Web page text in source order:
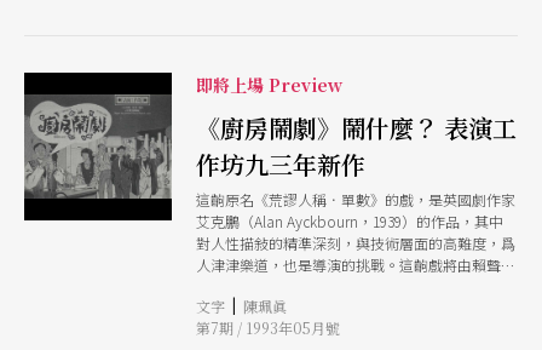
累積雨量不多，也還不至面臨「休耕」；音樂類節
目每月降雨量平均，但自九月開始即進入颱風季
節，繼阿姆斯特丹音樂會堂管弦樂團、聖馬丁室内
樂團之後，另一個暴風群就將在本月襲擊台灣。
小澤征爾在目前樂壇呼風喚雨，成爲最有希望角逐
鬥數十年，帶領著名的波士頓交響樂團，但也得通
過了維也納愛樂的嚴格考驗，其「大師」的地位才
有了背書，更加穩固。而維也納愛樂，一個所用的
譜都經作曲家親筆眉批的樂團，「傳統」是他們的
驕傲，不設常任指揮，所有客席的指揮如要博取樂
團的好感與合作得憑賴眞本事，因此彩排時，雙方
的「搏鬥」招數盡出，精彩絶倫。呂紹嘉目擊現場
即將上場 Preview
《廚房鬧劇》鬧什麼？ 表演工
作坊九三年新作
這齣原名《荒謬人稱．單數》的戲，是英國劇作家
艾克鵬（Alan Ayckbourn，1939）的作品，其中
對人性描敍的精準深刻，與技術層面的高難度，爲
人津津樂道，也是導演的挑戰。這齣戲將由賴聲川
文字 | 陳珮眞
第7期 / 1993年05月號